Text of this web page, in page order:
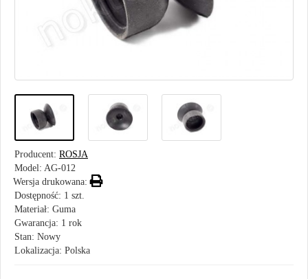
Producent: ROSJA
Model: AG-012
Wersja drukowana:
Dostępność: 1 szt.
Materiał: Guma
Gwarancja: 1 rok
Stan: Nowy
Lokalizacja: Polska